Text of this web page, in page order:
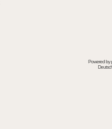
Powered by